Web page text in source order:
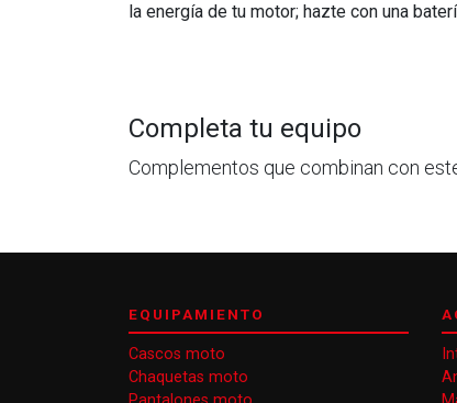
la energía de tu motor; hazte con una
Completa tu equipo
Complementos que combinan con
EQUIPAMIENTO
Cascos moto
Chaquetas moto